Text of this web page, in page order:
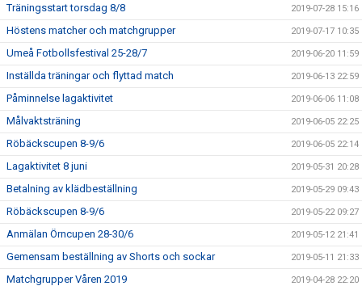
Träningsstart torsdag 8/8 2019-07-28 15:16
Höstens matcher och matchgrupper 2019-07-17 10:35
Umeå Fotbollsfestival 25-28/7 2019-06-20 11:59
Inställda träningar och flyttad match 2019-06-13 22:59
Påminnelse lagaktivitet 2019-06-06 11:08
Målvaktsträning 2019-06-05 22:25
Röbäckscupen 8-9/6 2019-06-05 22:14
Lagaktivitet 8 juni 2019-05-31 20:28
Betalning av klädbeställning 2019-05-29 09:43
Röbäckscupen 8-9/6 2019-05-22 09:27
Anmälan Örncupen 28-30/6 2019-05-12 21:41
Gemensam beställning av Shorts och sockar 2019-05-11 21:33
Matchgrupper Våren 2019 2019-04-28 22:20